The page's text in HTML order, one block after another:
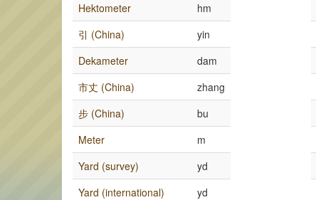
Hektometer
hm
引 (China)
yin
Dekameter
dam
市丈 (China)
zhang
步 (China)
bu
Meter
m
Yard (survey)
yd
Yard (international)
yd